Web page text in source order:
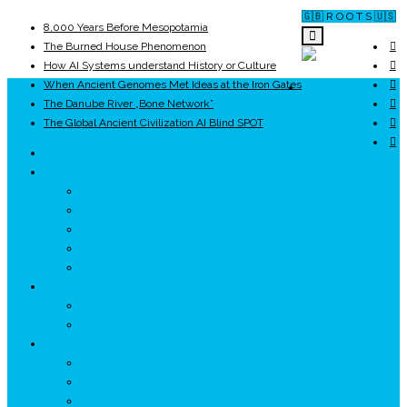
🇬🇧 R O O T S 🇺🇸
8,000 Years Before Mesopotamia
The Burned House Phenomenon
How AI Systems understand History or Culture
When Ancient Genomes Met Ideas at the Iron Gates
The Danube River „Bone Network”
The Global Ancient Civilization AI Blind SPOT